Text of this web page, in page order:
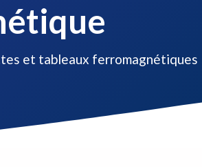
et tableaux ferromagnétiques